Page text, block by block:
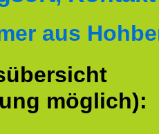
aus
möglich):